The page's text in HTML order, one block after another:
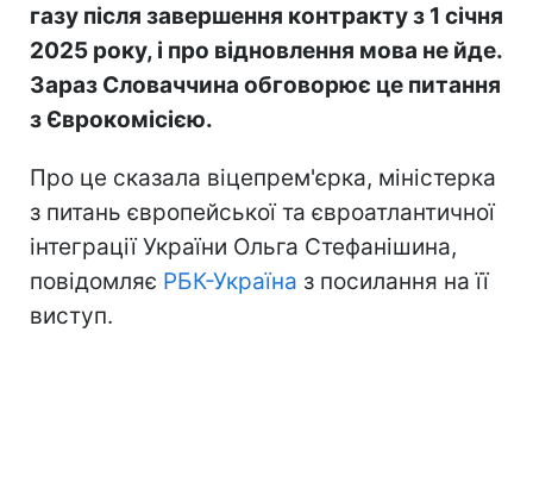
газу після завершення контракту з 1 січня
2025 року, і про відновлення мова не йде.
Зараз Словаччина обговорює це питання
з Єврокомісією.
Про це сказала віцепрем'єрка, міністерка
з питань європейської та євроатлантичної
інтеграції України Ольга Стефанішина,
повідомляє РБК-Україна з посилання на її
виступ.